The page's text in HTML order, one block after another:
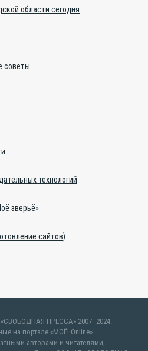
области сегодня
советы
технологий
зверьё»
сайтов)
ПРЕССА» 2007–2024.
на портале «МОЁ! Online»
авторами и читателями,